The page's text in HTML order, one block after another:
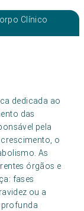
Clínico
dedicada ao
das
pela
o
As
órgãos e
fases
ou a